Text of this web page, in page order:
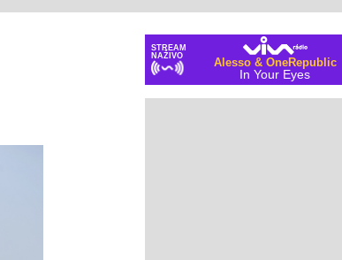
STREAM
NAŽIVO
Alesso & OneRepublic
In Your Eyes